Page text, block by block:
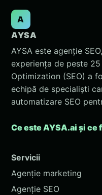
A
AYSA
AYSA este agenție
experiența de peste
Optimization (SEO) a
echipă de specialiști
automatizare SEO
Ce este AYSA.ai și ce
Servicii
Agenție marketing
Agenție SEO